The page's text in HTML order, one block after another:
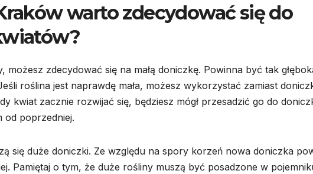
warto zdecydować się do
możesz zdecydować się na małą doniczkę. Powinna być tak
roślina jest naprawdę mała, możesz wykorzystać zamiast
kwiat zacznie rozwijać się, będziesz mógł przesadzić go do
od poprzedniej.
się duże doniczki. Ze względu na spory korzeń nowa doniczka
Pamiętaj o tym, że duże rośliny muszą być posadzone w